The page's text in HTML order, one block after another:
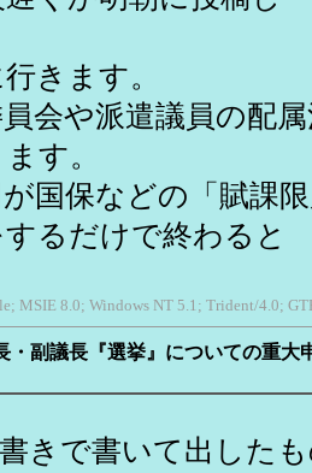
きます。
会や派遣議員の配
す。
国保などの「賦課
るだけで終わると
MSIE 8.0; Windows NT 5.1; Trident/4.0;
副議長『選挙』についての重大
きで書いて出した